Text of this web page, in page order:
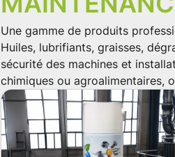
Une gamme de produits
Huiles, lubrifiants, graisses,
sécurité des machines et
chimiques ou agroalimentaires,